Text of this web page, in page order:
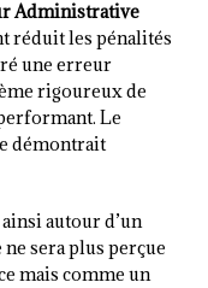
Administrative
réduit les pénalités
une erreur
rigoureux de
Le
démontrait
autour d’un
sera plus perçue
mais comme un